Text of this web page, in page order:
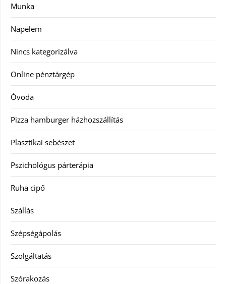
Munka
Napelem
Nincs kategorizálva
Online pénztárgép
Óvoda
Pizza hamburger házhozszállítás
Plasztikai sebészet
Pszichológus párterápia
Ruha cipő
Szállás
Szépségápolás
Szolgáltatás
Szórakozás